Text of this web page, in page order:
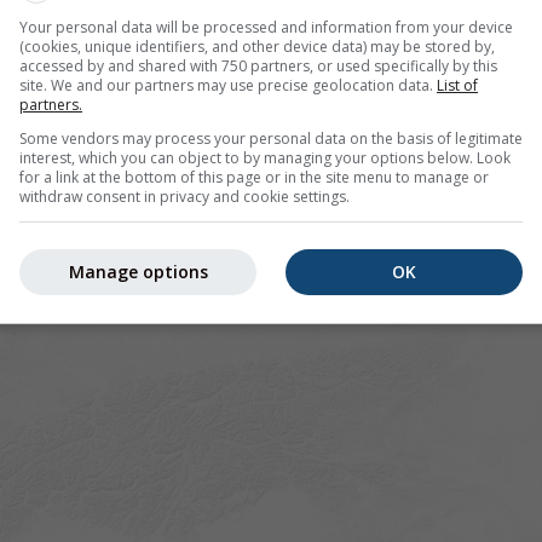
Your personal data will be processed and information from your device
(cookies, unique identifiers, and other device data) may be stored by,
accessed by and shared with 750 partners, or used specifically by this
site. We and our partners may use precise geolocation data. List of
partners.
Some vendors may process your personal data on the basis of legitimate
interest, which you can object to by managing your options below. Look
for a link at the bottom of this page or in the site menu to manage or
withdraw consent in privacy and cookie settings.
OK
Manage options